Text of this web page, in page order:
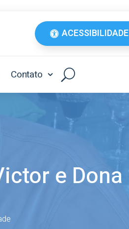
ACESSIBILIDADE
Contato
e Dona